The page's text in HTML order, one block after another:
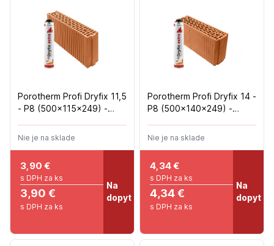
Porotherm Profi Dryfix 11,5
- P8 (500x115x249) -
Nie je na sklade
3,90 €
s DPH za ks
3,90 €
s DPH za ks
Na
dopyt
Porotherm Profi Dryfix 14 -
P8 (500x140x249) -
Nie je na sklade
4,34€
s DPH za ks
4,34 €
s DPH za ks
Na
dopyt